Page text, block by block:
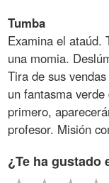
Tumba
Examina el ataúd.
una momia.
Tira de sus
un fantasma
primero,
profesor. Misión
¿Te ha gustado